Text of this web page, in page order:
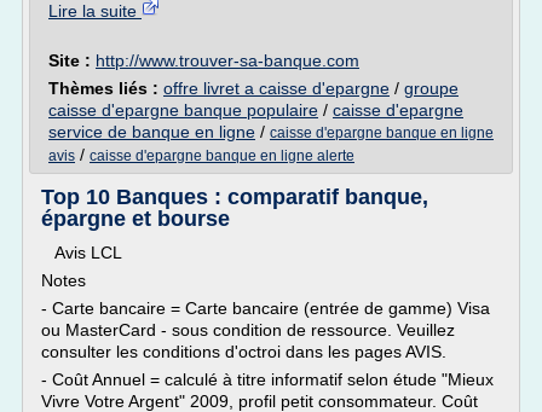
Lire la suite
Site : http://www.trouver-sa-banque.com
Thèmes liés : offre livret a caisse d'epargne / groupe
caisse d'epargne banque populaire / caisse d'epargne
service de banque en ligne / caisse d'epargne banque en ligne
avis / caisse d'epargne banque en ligne alerte
Top 10 Banques : comparatif banque,
épargne et bourse
Avis LCL
Notes
- Carte bancaire = Carte bancaire (entrée de gamme) Visa
ou MasterCard - sous condition de ressource. Veuillez
consulter les conditions d'octroi dans les pages AVIS.
- Coût Annuel = calculé à titre informatif selon étude "Mieux
Vivre Votre Argent" 2009, profil petit consommateur. Coût